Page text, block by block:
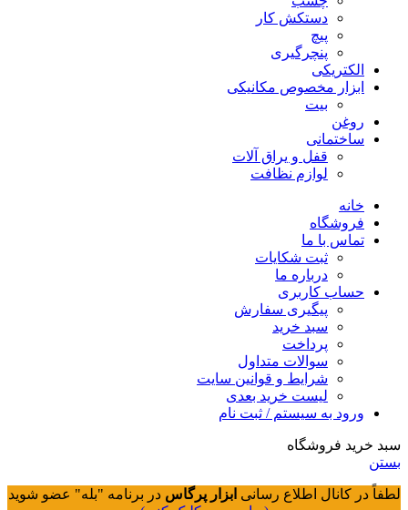
دستکش کار
پیچ
پنچرگیری
الکتریکی
ابزار مخصوص مکانیکی
بیت
روغن
ساختمانی
قفل و یراق آلات
لوازم نظافت
خانه
فروشگاه
تماس با ما
ثبت شکایات
درباره ما
حساب کاربری
پیگیری سفارش
سبد خرید
پرداخت
سوالات متداول
شرایط و قوانین سایت
لیست خرید بعدی
ورود به سیستم / ثبت نام
سبد خرید فروشگاه
بستن
لطفاً در کانال اطلاع رسانی ابزار پرگاس در برنامه "بله" عضو شوید